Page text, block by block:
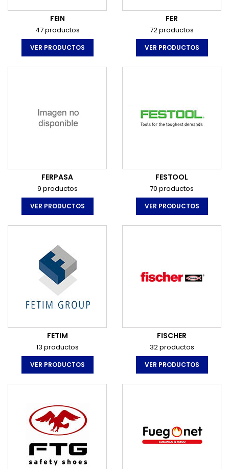
FEIN
47 productos
VER PRODUCTOS
FER
72 productos
VER PRODUCTOS
FERPASA
9 productos
VER PRODUCTOS
FESTOOL
70 productos
VER PRODUCTOS
FETIM
13 productos
VER PRODUCTOS
FISCHER
32 productos
VER PRODUCTOS